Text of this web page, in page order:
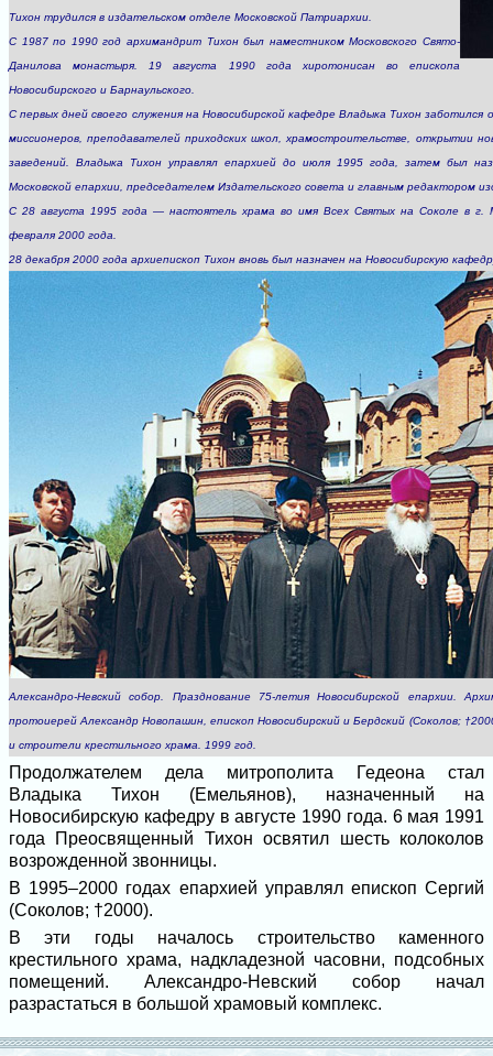
Тихон трудился в издательском отделе Московской Патриархии.
С 1987 по 1990 год архимандрит Тихон был наместником Московского Свято-
Данилова монастыря. 19 августа 1990 года хиротонисан во епископа
Новосибирского и Барнаульского.
С первых дней своего служения на Новосибирской кафедре Владыка Тихон заботился
миссионеров, преподавателей приходских школ, храмостроительстве, открытии
заведений. Владыка Тихон управлял епархией до июля 1995 года, затем был
Московской епархии, председателем Издательского совета и главным редактором
С 28 августа 1995 года — настоятель храма во имя Всех Святых на Соколе в г.
февраля 2000 года.
28 декабря 2000 года архиепископ Тихон вновь был назначен на Новосибирскую
Александро-Невский собор. Празднование 75-летия Новосибирской епархии.
протоиерей Александр Новопашин, епископ Новосибирский и Бердский (Соколов;
и строители крестильного храма. 1999 год.
Продолжателем дела митрополита Гедеона стал
Владыка Тихон (Емельянов), назначенный на
Новосибирскую кафедру в августе 1990 года. 6 мая 1991
года Преосвященный Тихон освятил шесть колоколов
возрожденной звонницы.
В 1995–2000 годах епархией управлял епископ Сергий
(Соколов; †2000).
В эти годы началось строительство каменного
крестильного храма, надкладезной часовни, подсобных
помещений. Александро-Невский собор начал
разрастаться в большой храмовый комплекс.